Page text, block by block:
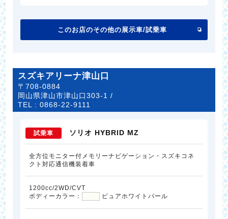
このお店のその他の展示車/試乗車
スズキアリーナ津山口
〒708-0884
岡山県津山市津山口303-1 /
TEL :0868-22-9111
試乗車 ソリオ HYBRID MZ
全方位モニター付メモリーナビゲーション・スズキコネ
クト対応通信機装着車
1200cc/2WD/CVT
ボディーカラー：
ピュアホワイトパール